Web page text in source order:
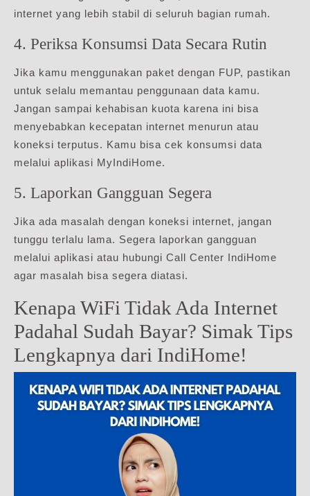
internet yang lebih stabil di seluruh bagian rumah.
4. Periksa Konsumsi Data Secara Rutin
Jika kamu menggunakan paket dengan FUP, pastikan
untuk selalu memantau penggunaan data kamu.
Jangan sampai kehabisan kuota karena ini bisa
menyebabkan kecepatan internet menurun atau
koneksi terputus. Kamu bisa cek konsumsi data
melalui aplikasi MyIndiHome.
5. Laporkan Gangguan Segera
Jika ada masalah dengan koneksi internet, jangan
tunggu terlalu lama. Segera laporkan gangguan
melalui aplikasi atau hubungi Call Center IndiHome
agar masalah bisa segera diatasi.
Kenapa WiFi Tidak Ada Internet
Padahal Sudah Bayar? Simak Tips
Lengkapnya dari IndiHome!